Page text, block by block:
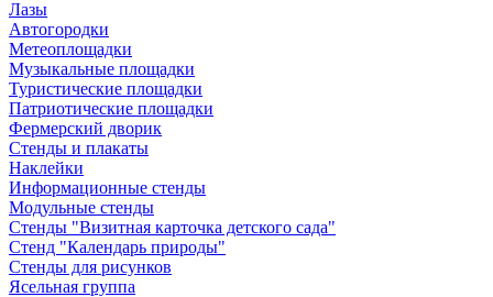
Лазы
Автогородки
Метеоплощадки
Музыкальные площадки
Туристические площадки
Патриотические площадки
Фермерский дворик
Стенды и плакаты
Наклейки
Информационные стенды
Модульные стенды
Стенды "Визитная карточка детского сада"
Стенд "Календарь природы"
Стенды для рисунков
Ясельная группа